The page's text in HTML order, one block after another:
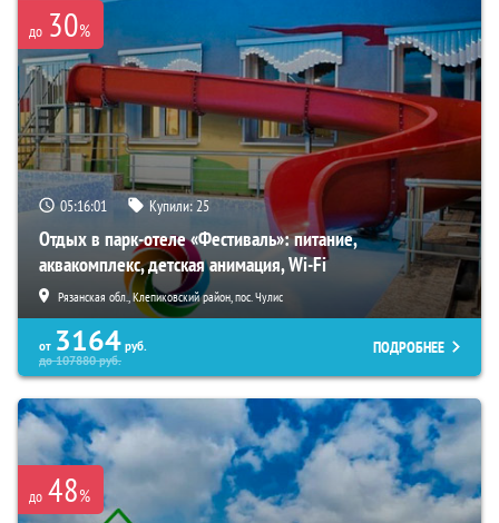
до 30%
05:15:59 Купили:25
Отдых в парк-отеле «Фестиваль»: питание,
аквакомплекс, детская анимация, Wi-Fi
Рязанская обл., Клепиковский район, пос. Чулис
от 3164 руб.
до107880руб.
ПОДРОБНЕЕ
до 48%